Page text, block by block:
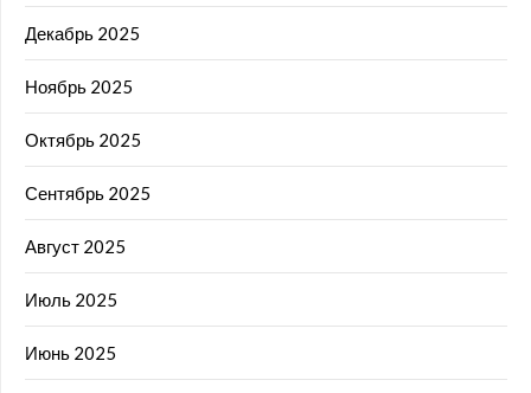
Декабрь 2025
Ноябрь 2025
Октябрь 2025
Сентябрь 2025
Август 2025
Июль 2025
Июнь 2025